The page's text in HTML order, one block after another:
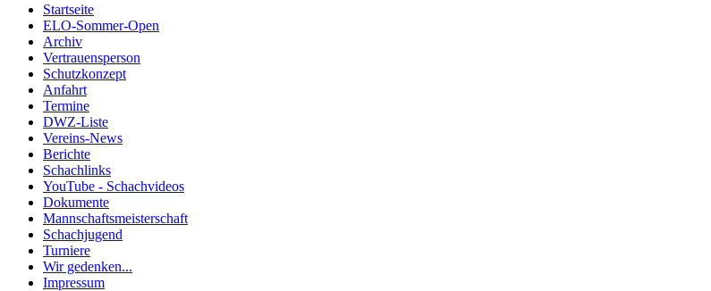
Startseite
ELO-Sommer-Open
Archiv
Vertrauensperson
Schutzkonzept
Anfahrt
Termine
DWZ-Liste
Vereins-News
Berichte
Schachlinks
YouTube - Schachvideos
Dokumente
Mannschaftsmeisterschaft
Schachjugend
Turniere
Wir gedenken...
Impressum